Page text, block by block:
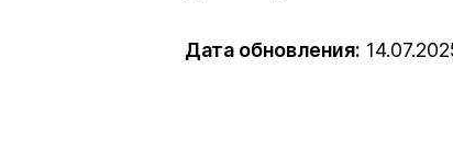
Дата обновления: